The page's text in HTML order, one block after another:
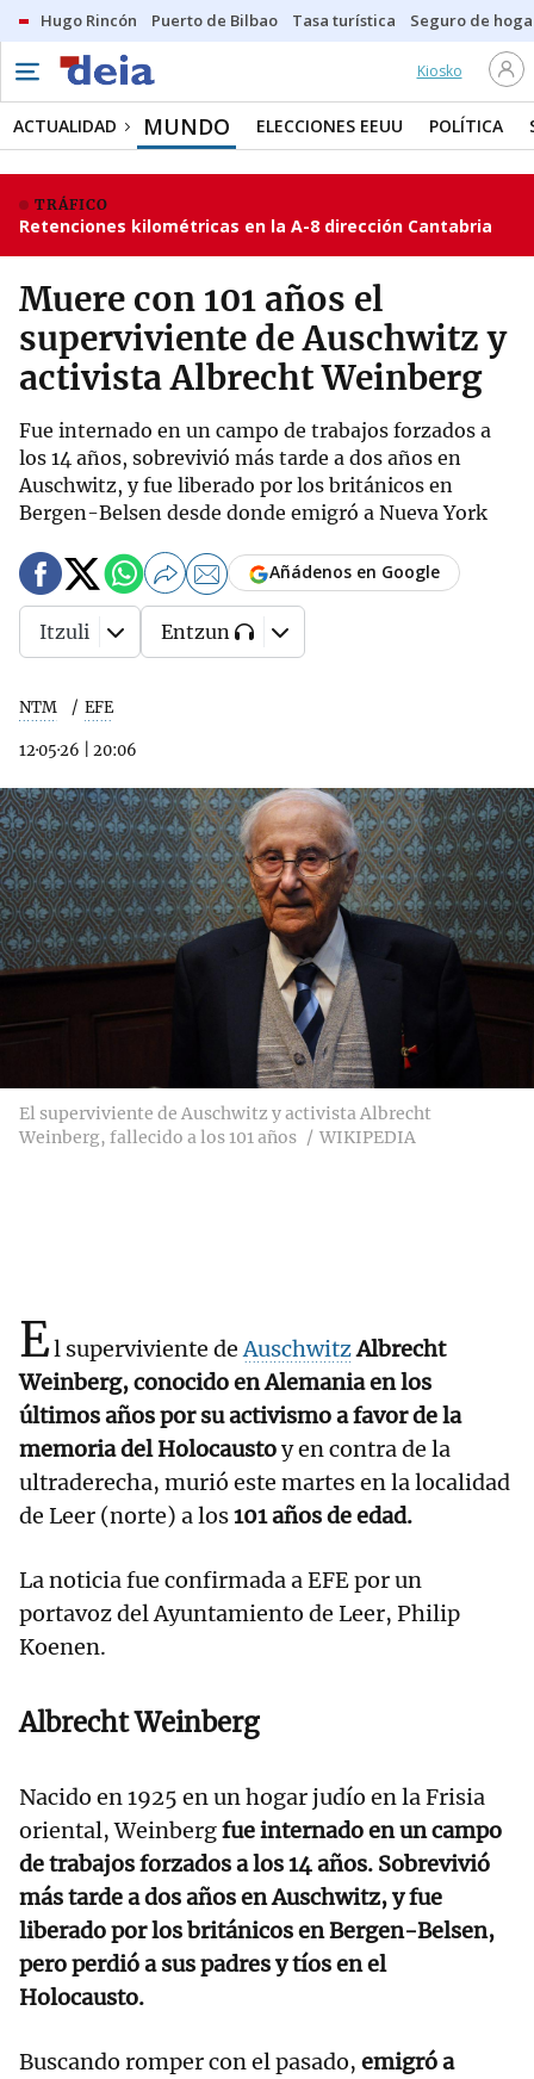
Hugo Rincón Puerto de Bilbao Tasa turística Seguro de
Kiosko
ACTUALIDAD MUNDO ELECCIONES EEUU POLÍTICA
TRÁFICO
Retenciones kilométricas en la A-8 dirección Cantabria
Muere con 101 años el
superviviente de Auschwitz y
activista Albrecht Weinberg
Fue internado en un campo de trabajos forzados a
los 14 años, sobrevivió más tarde a dos años en
Auschwitz, y fue liberado por los británicos en
Bergen-Belsen desde donde emigró a Nueva York
NTM EFE
12·05·26 20:06
Añádenos en Google
Itzuli Entzun
El superviviente de Auschwitz y activista Albrecht
Weinberg, fallecido a los 101 años
WIKIPEDIA
El superviviente deAuschwitzAlbrecht
Weinberg, conocido en Alemania en los
últimos años por su activismo a favor de la
memoria del Holocaustoy en contra de la
ultraderecha, murió este martes en la localidad
de Leer (norte) a los101 años de edad.
La noticia fue confirmada a EFE por un
portavoz del Ayuntamiento de Leer, Philip
Koenen.
Albrecht Weinberg
Nacido en 1925 en un hogar judío en la Frisia
oriental, Weinbergfue internado en un campo
de trabajos forzados a los 14 años. Sobrevivió
más tarde a dos años en Auschwitz, y fue
liberado por los británicos en Bergen-Belsen,
pero perdió a sus padres y tíos en el
Holocausto.
Buscando romper con el pasado, emigró a